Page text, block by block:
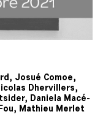
Josué Comoe,
Dhervillers,
Daniela Macé-
Mathieu Merlet